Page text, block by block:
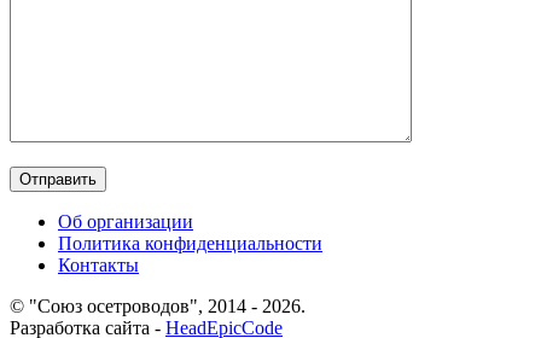
Об организации
Политика конфиденциальности
Контакты
© "Союз осетроводов", 2014 - 2026.
Разработка сайта - HeadEpicCode